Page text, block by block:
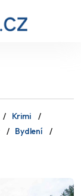
Krimi
Bydlení